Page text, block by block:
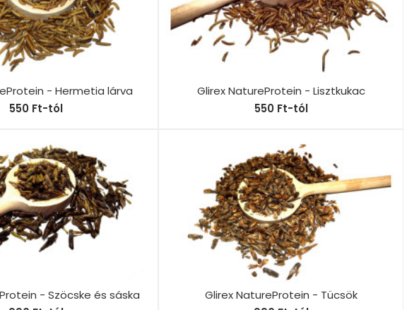
- Hermetia lárva
550 Ft-tól
Glirex NatureProtein - Lisztkukac
550 Ft-tól
- Szöcske és sáska
Glirex NatureProtein - Tücsök